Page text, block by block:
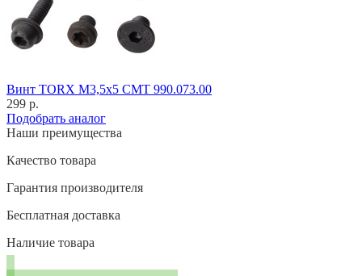
Винт TORX M3,5x5 CMT 990.073.00
299 р.
Подобрать аналог
Наши преимущества
Качество товара
Гарантия производителя
Бесплатная доставка
Наличие товара